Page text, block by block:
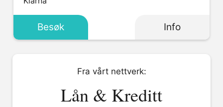
Besøk Info
Fra vårt nettverk:
Lån & Kreditt